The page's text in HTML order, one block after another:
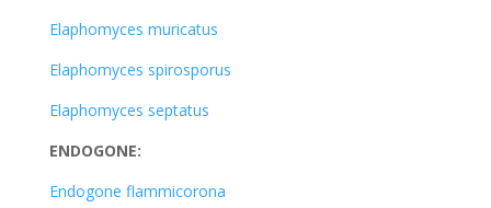
Elaphomyces muricatus
Elaphomyces spirosporus
Elaphomyces septatus
ENDOGONE:
Endogone flammicorona